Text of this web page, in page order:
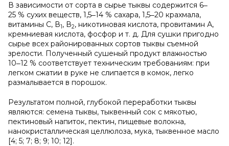
В зависимости от сорта в сырье тыквы содержится 6‒
25 % сухих веществ, 1,5‒14 % сахара, 1,5‒20 крахмала,
витамины С, В1, В2, никотиновая кислота, провитамин А,
кремниевая кислота, фосфор и т. д. Для сушки пригодно
сырье всех районированных сортов тыквы съемной
зрелости. Полученный сушеный продукт влажностью
10‒12 % соответствует техническим требованиям: при
легком сжатии в руке не слипается в комок, легко
размалывается в порошок.
Результатом полной, глубокой переработки тыквы
являются: семена тыквы, тыквенный сок с мякотью,
пектиновый напиток, пектин, пищевые волокна,
нанокристаллическая целлюлоза, мука, тыквенное масло
[4; 5; 7; 8; 9; 10; 12].